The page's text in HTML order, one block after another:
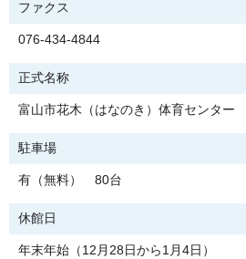
ファクス
076-434-4844
正式名称
富山市花木（はなのき）体育センター
駐車場
有（無料） 80台
休館日
年末年始（12月28日から1月4日）